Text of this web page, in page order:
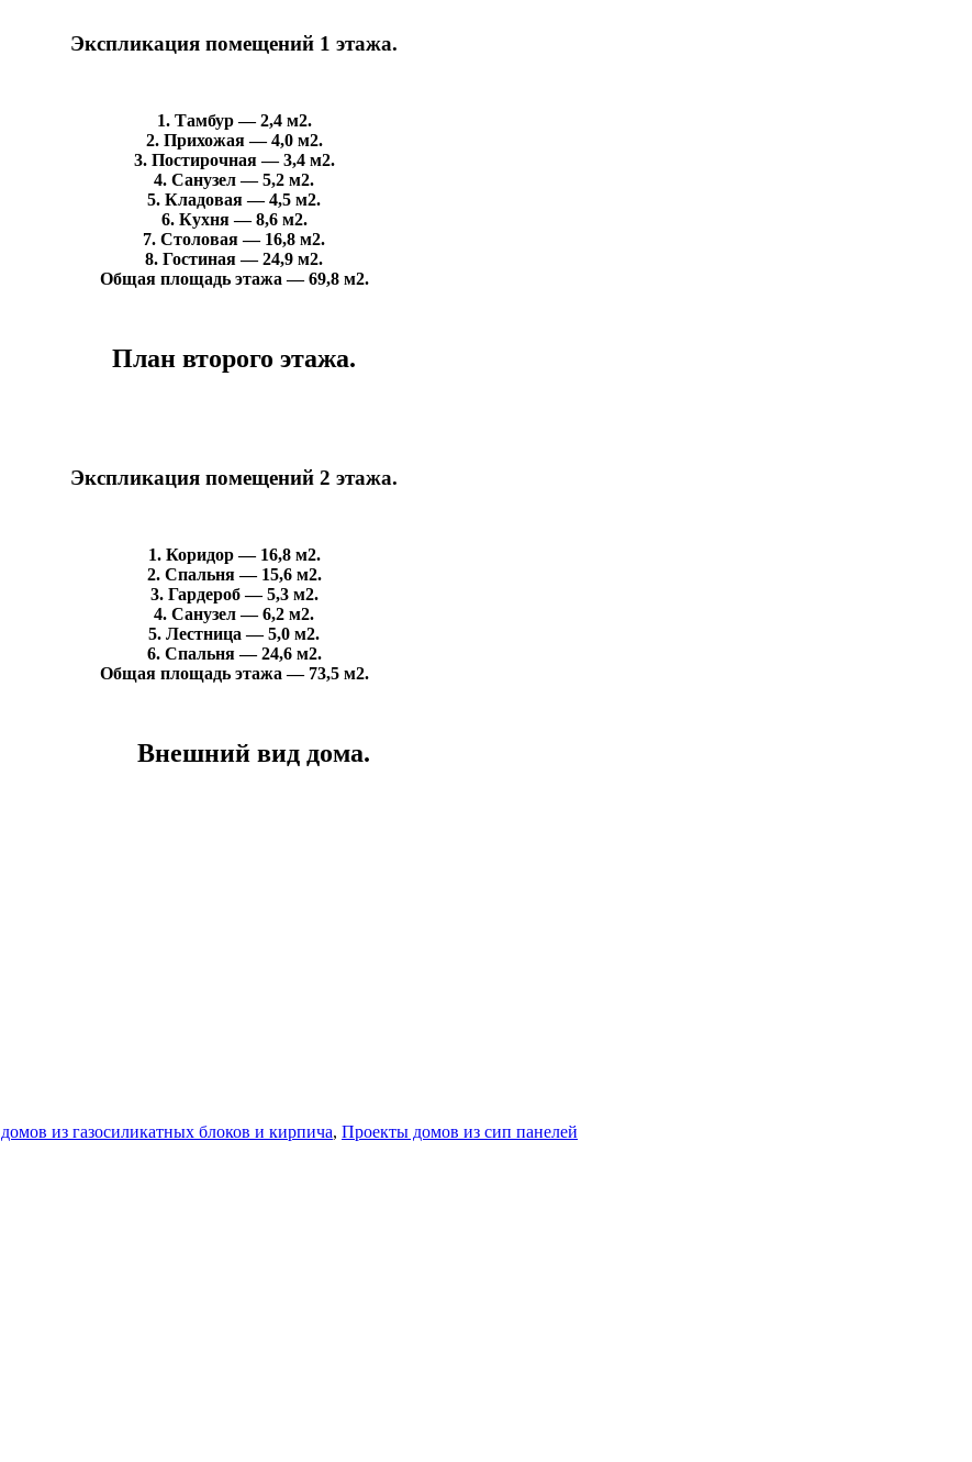
Экспликация помещений 1 этажа.
1. Тамбур — 2,4 м2.
2. Прихожая — 4,0 м2.
3. Постирочная — 3,4 м2.
4. Санузел — 5,2 м2.
5. Кладовая — 4,5 м2.
6. Кухня — 8,6 м2.
7. Столовая — 16,8 м2.
8. Гостиная — 24,9 м2.
Общая площадь этажа — 69,8 м2.
План второго этажа.
Экспликация помещений 2 этажа.
1. Коридор — 16,8 м2.
2. Спальня — 15,6 м2.
3. Гардероб — 5,3 м2.
4. Санузел — 6,2 м2.
5. Лестница — 5,0 м2.
6. Спальня — 24,6 м2.
Общая площадь этажа — 73,5 м2.
Внешний вид дома.
из газосиликатных блоков и кирпича, Проекты домов из сип панелей